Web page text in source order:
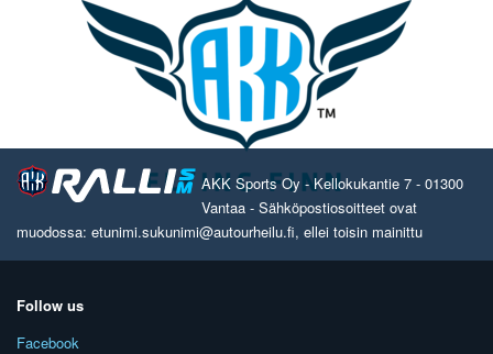
AKK Sports Oy - Kellokukantie 7 - 01300
Vantaa - Sähköpostiosoitteet ovat
muodossa: etunimi.sukunimi@autourheilu.fi, ellei toisin mainittu
Follow us
Facebook